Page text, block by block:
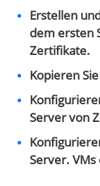
Erstellen
dem ersten
Zertifikate.
Kopieren
Server von
Server.